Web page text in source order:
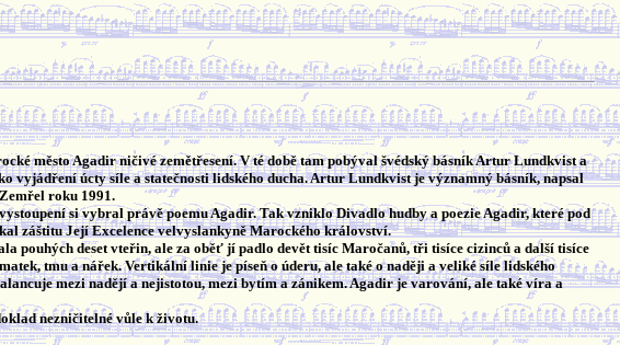
město Agadir ničivé zemětřesení. V té době tam pobýval švédský básník Artur Lundkvist a
úcty síle a statečnosti lidského ducha. Artur Lundkvist je významný básník, napsal
roku 1991.
si vybral právě poemu Agadir. Tak vzniklo Divadlo hudby a poezie Agadir, které pod
záštitu Její Excelence velvyslankyně Marockého království.
pouhých deset vteřin, ale za oběť jí padlo devět tisíc Maročanů, tři tisíce cizinců a další tisíce
tmu a nářek. Vertikální linie je píseň o úderu, ale také o naději a veliké síle lidského
mezi nadějí a nejistotou, mezi bytím a zánikem. Agadir je varování, ale také víra a
nezničitelné vůle k životu.